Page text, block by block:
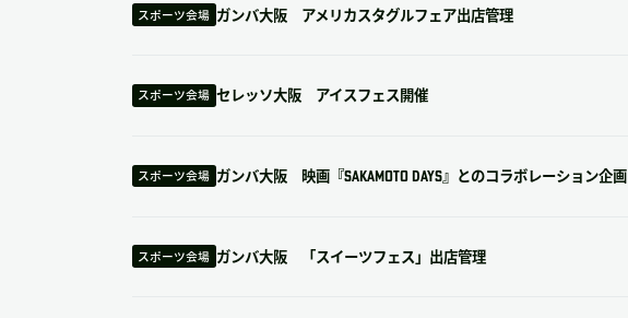
スポーツ会場 ガンバ大阪 アメリカスタグルフェア出店管理
スポーツ会場 セレッソ大阪 アイスフェス開催
スポーツ会場 ガンバ大阪 映画『SAKAMOTO DAYS』とのコラボレーション企画
スポーツ会場 ガンバ大阪 「スイーツフェス」出店管理